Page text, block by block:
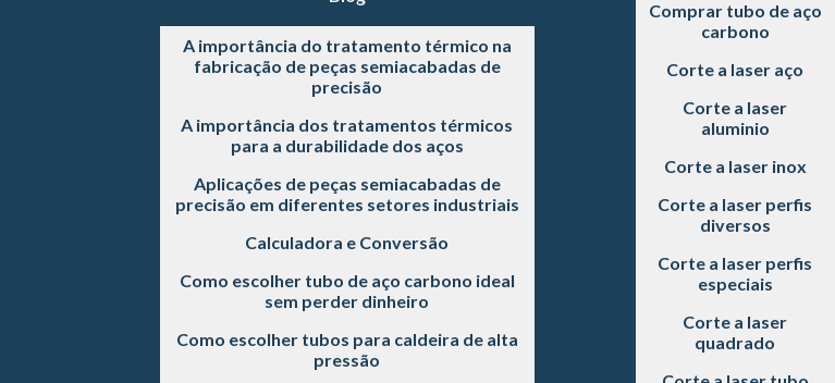
A importância do tratamento térmico na
fabricação de peças semiacabadas de
precisão
A importância dos tratamentos térmicos
para a durabilidade dos aços
Aplicações de peças semiacabadas de
precisão em diferentes setores industriais
Calculadora e Conversão
Como escolher tubo de aço carbono ideal
sem perder dinheiro
Como escolher tubos para caldeira de alta
pressão
Comprar tubo de aço
carbono
Corte a laser aço
Corte a laser
aluminio
Corte a laser inox
Corte a laser perfis
diversos
Corte a laser perfis
especiais
Corte a laser
quadrado